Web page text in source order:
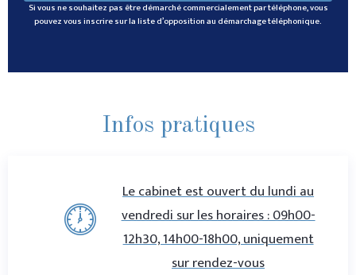
Si vous ne souhaitez pas être démarché commercialement par téléphone, vous
pouvez vous inscrire sur la liste d’opposition au démarchage téléphonique.
Infos pratiques
Le cabinet est ouvert du lundi au
vendredi sur les horaires : 09h00-
12h30, 14h00-18h00, uniquement
sur rendez-vous